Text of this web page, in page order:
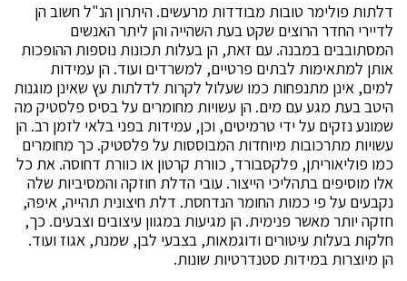
דלתות פולימר טובות מבודדות מרעשים. היתרון הנ"ל חשוב הן
לדיירי החדר הרוצים שקט בעת השהייה והן ליתר האנשים
המסתובבים במבנה. עם זאת, הן בעלות תכונות נוספות ההופכות
אותן למתאימות לבתים פרטיים, למשרדים ועוד. הן עמידות
למים, אינן מתנפחות כמו שעלול לקרות לדלתות עץ שאינן מוגנות
היטב בעת מגע עם מים. הן עשויות מחומרים על בסיס פלסטיק מה
שמונע נזקים על ידי טרמיטים, וכן, עמידות בפני בלאי לזמן רב. הן
עשויות מתרכובות מיוחדות המבוססות על פלסטיק. כך מחומרים
כמו פוליאוריתן, פלקסבורד, כוורת קרטון או כוורת דחוסה. את כל
אלו מוסיפים בתהליכי הייצור. עובי הדלת חוזקה והמסיביות שלה
נקבעים על פי כמות החומר הנדחסת. דלת חיצונית תהייה, איפה,
חזקה יותר מאשר פנימית. הן מגיעות במגוון עיצובים וצבעים. כך,
חלקות בעלות עיטורים ודוגמאות, בצבעי לבן, שמנת, אגוז ועוד.
הן מיוצרות במידות סטנדרטיות שונות.